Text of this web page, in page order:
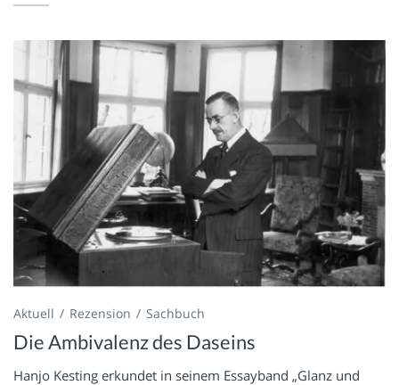
Aktuell Rezension Sachbuch
Die Ambivalenz des Daseins
Hanjo Kesting erkundet in seinem Essayband „Glanz und